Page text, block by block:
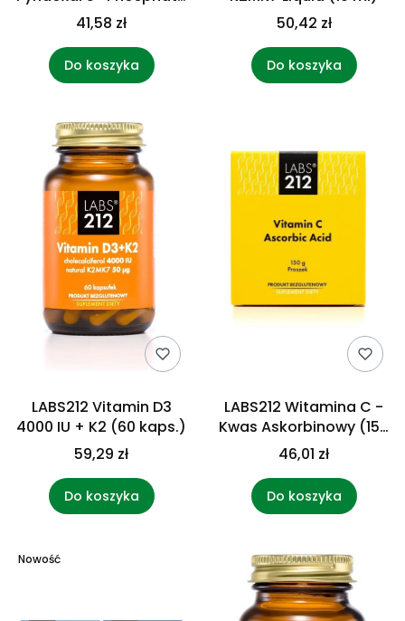
+ Pyridoxine (60 kaps.)
41,58 zł
Do koszyka
50,42 zł
Do koszyka
LABS212 Vitamin D3
4000 IU + K2 (60 kaps.)
59,29 zł
Do koszyka
LABS212 Witamina C -
Kwas Askorbinowy (150
g)
46,01 zł
Do koszyka
Nowość